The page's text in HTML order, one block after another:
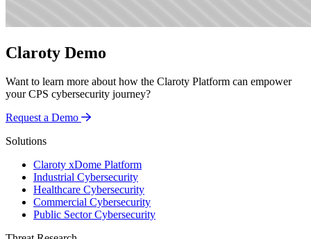
Claroty Demo
Want to learn more about how the Claroty Platform can empower
your CPS cybersecurity journey?
Request a Demo
Solutions
Claroty xDome Platform
Industrial Cybersecurity
Healthcare Cybersecurity
Commercial Cybersecurity
Public Sector Cybersecurity